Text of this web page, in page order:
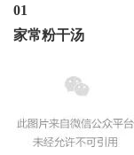
01
家常粉干汤